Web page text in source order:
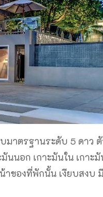
าตรฐานระดับ 5 ดาว ตั
นนอก เกาะมันใน เกาะ
ของที่พักนั้น เงียบสงบ